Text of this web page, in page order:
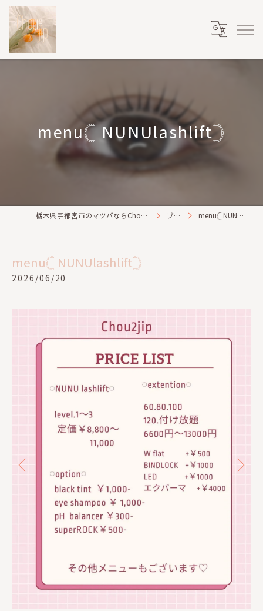
menu𓊆 NUNUlashlift𓊇
栃木県宇都宮市のマツパならChou2jip(シュシュジプ) ブログ menu𓊆 NUNUlashlift𓊇
menu𓊆 NUNUlashlift𓊇
2026/06/20